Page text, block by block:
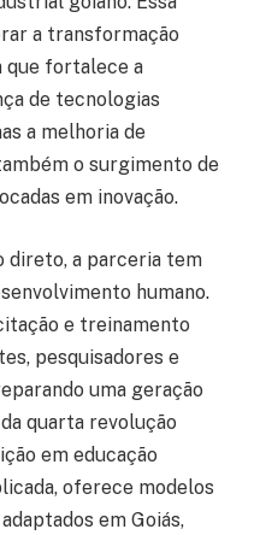
a transformação
que fortalece a
de tecnologias
a melhoria de
o surgimento de
em inovação.
direto, a parceria tem
humano.
e treinamento
pesquisadores e
uma geração
quarta revolução
em educação
oferece modelos
em Goiás,